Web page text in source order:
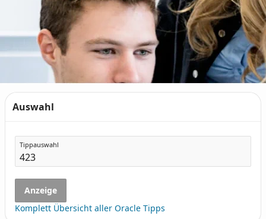
Auswahl
Tippauswahl
Anzeige
Komplett Übersicht aller Oracle Tipps